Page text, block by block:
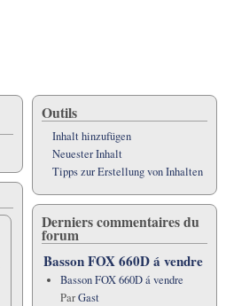
Outils
Inhalt hinzufügen
Neuester Inhalt
Tipps zur Erstellung von Inhalten
Derniers commentaires du
forum
Basson FOX 660D á vendre
Basson FOX 660D á vendre
ParGast